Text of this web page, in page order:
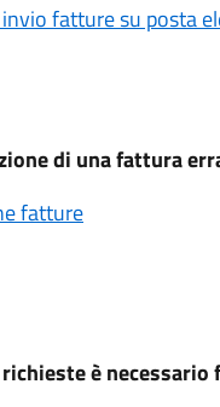
fatture su posta
di una fattura
fatture
è